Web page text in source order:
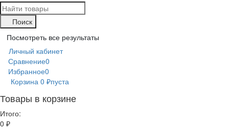
Поиск
Посмотреть все результаты
Личный кабинет
Сравнение0
Избранное0
Корзина 0 ₽пуста
Товары в корзине
Итого:
0 ₽